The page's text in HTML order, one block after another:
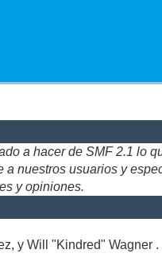
a hacer de SMF 2.1 lo
nuestros usuarios y
y opiniones.
y Will "Kindred" Wagner .